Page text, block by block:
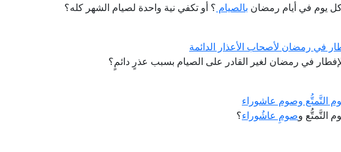
يوم في أيام رمضان بالصيام ؟ أو تكفي نية واحدة لصيام الشهر كله؟
في رمضان لأصحاب الأعذار الدائمة
في رمضان لغير القادر على الصيام بسبب عذرٍ دائمٍ؟
التَّمتُّع وصوم عاشوراء
التَّمتُّع وصومِ عاشُوراء؟